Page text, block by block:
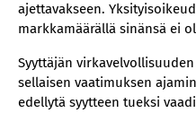
ajettavakseen.
markkamäärällä sinänsä ei
Syyttäjän
sellaisen vaatimuksen
edellytä syytteen tueksi